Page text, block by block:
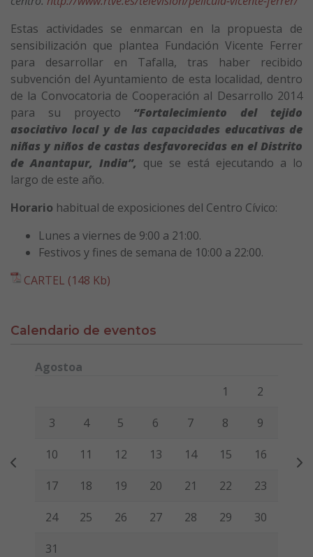
Estas actividades se enmarcan en la propuesta de
sensibilización que plantea Fundación Vicente Ferrer
para desarrollar en Tafalla, tras haber recibido
subvención del Ayuntamiento de esta localidad, dentro
de la Convocatoria de Cooperación al Desarrollo 2014
para su proyecto “Fortalecimiento del tejido
asociativo local y de las capacidades educativas de
niñas y niños de castas desfavorecidas en el Distrito
de Anantapur, India”, que se está ejecutando a lo
largo de este año.
Horario habitual de exposiciones del Centro Cívico:
Lunes a viernes de 9:00 a 21:00.
Festivos y fines de semana de 10:00 a 22:00.
CARTEL (148 Kb)
Calendario de eventos
Agostoa
Viernes Sábado
1 2
3 4 5 6 7 8 9
10 11 12 13 14 15 16
17 18 19 20 21 22 23
24 25 26 27 28 29 30
31